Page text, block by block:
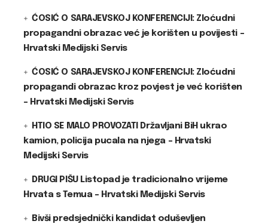
ĆOSIĆ O SARAJEVSKOJ KONFERENCIJI: Zloćudni
propagandni obrazac već je korišten u povijesti –
Hrvatski Medijski Servis
ĆOSIĆ O SARAJEVSKOJ KONFERENCIJI: Zloćudni
propagandi obrazac kroz povjest je već korišten
– Hrvatski Medijski Servis
HTIO SE MALO PROVOZATI Državljani BiH ukrao
kamion, policija pucala na njega – Hrvatski
Medijski Servis
DRUGI PIŠU Listopad je tradicionalno vrijeme
Hrvata s Temua – Hrvatski Medijski Servis
Bivši predsjednički kandidat oduševljen